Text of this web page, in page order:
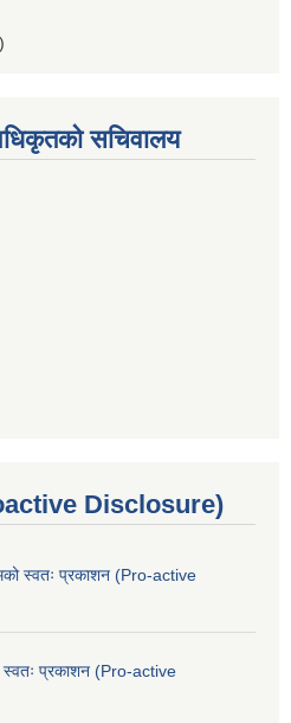
सचिवालय
Disclosure)
स्वतः प्रकाशन (Pro-active
स्वतः प्रकाशन (Pro-active